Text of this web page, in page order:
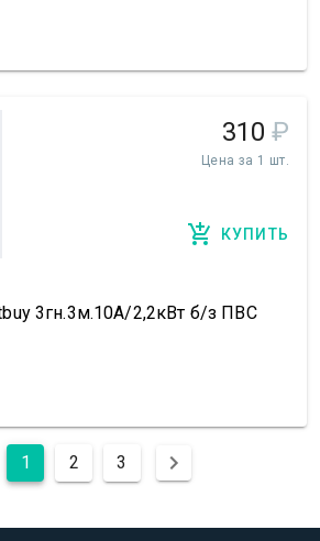
310 ₽
Цена за 1 шт.
КУПИТЬ
3гн.3м.10А/2,2кВт б/з ПВС
1 2 3